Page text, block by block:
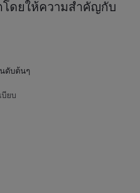
ดยให้ความสำคัญกับ
ดับต้นๆ
ยบ